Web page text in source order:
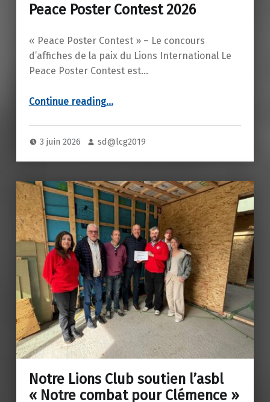
Peace Poster Contest 2026
« Peace Poster Contest » – Le concours
d’affiches de la paix du Lions International Le
Peace Poster Contest est…
Continue reading
“Peace Poster Contest 2026”
…
3 juin 2026 sd@lcg2019
Notre Lions Club soutien l’asbl
« Notre combat pour Clémence »